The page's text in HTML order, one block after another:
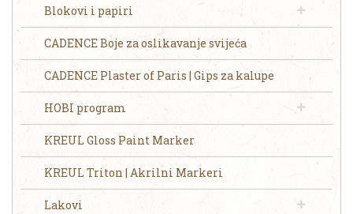
Blokovi i papiri
CADENCE Boje za oslikavanje svijeća
CADENCE Plaster of Paris | Gips za kalupe
HOBI program
KREUL Gloss Paint Marker
KREUL Triton | Akrilni Markeri
Lakovi